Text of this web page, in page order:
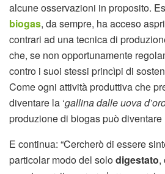
alcune osservazioni in proposito.
biogas, da sempre, ha acceso
contrari ad una tecnica di
che, se non opportunamente
contro i suoi stessi princìpi di
Come ogni attività produttiva che
diventare la ‘gallina dalle uova
produzione di biogas può diventare
E continua: “Cercherò di essere
particolar modo del solodigestato,